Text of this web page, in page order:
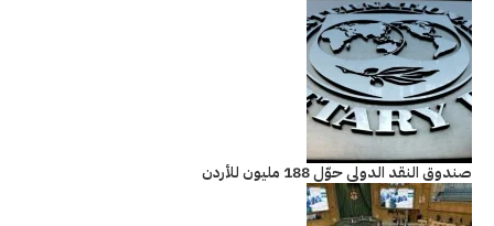
صندوق النقد الدولي حوّل 188 مليون للأردن